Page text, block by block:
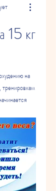
15 кг
на